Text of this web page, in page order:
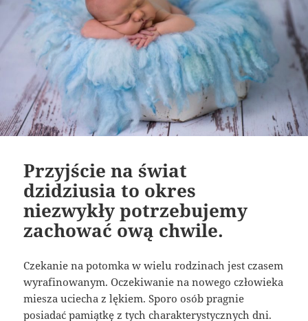
Przyjście na świat
dzidziusia to okres
niezwykły potrzebujemy
zachować ową chwile.
Czekanie na potomka w wielu rodzinach jest czasem
wyrafinowanym. Oczekiwanie na nowego człowieka
miesza uciecha z lękiem. Sporo osób pragnie
posiadać pamiątkę z tych charakterystycznych dni.